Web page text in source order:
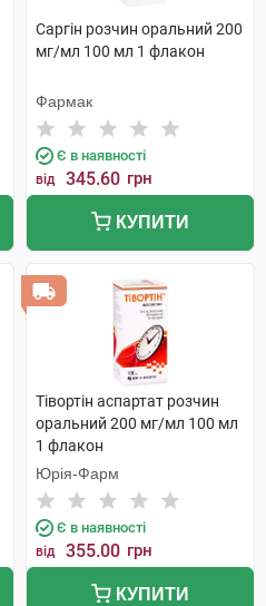
Саргін розчин оральний 200
мг/мл 100 мл 1 флакон
Фармак
Є в наявності
від 345.60 грн
КУПИТИ
Тівортін аспартат розчин
оральний 200 мг/мл 100 мл
1 флакон
Юрія-Фарм
Є в наявності
від 355.00 грн
КУПИТИ